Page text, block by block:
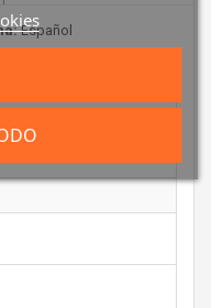
Español